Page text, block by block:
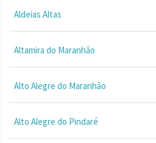
Aldeias Altas
Altamira do Maranhão
Alto Alegre do Maranhão
Alto Alegre do Pindaré